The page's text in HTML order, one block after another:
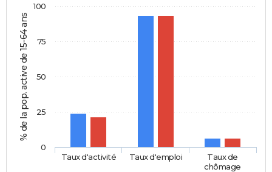
% de la pop. active de 15-64 ans
Taux d'activité Taux d'emploi
Taux de
chômage
0
25
50
75
100